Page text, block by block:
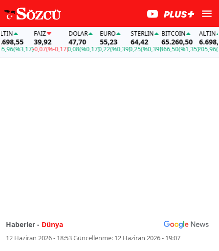
(%3,17)
39,92
-0,07(%-0,17)
DOLAR
47,70
0,08(%0,17)
EURO
55,23
0,22(%0,39)
STERLIN
64,42
0,25(%0,39)
BITCOIN
65.260,50
866,50(%1,35)
ALTIN
6.698,55
205,96
Haberler - Dünya
12 Haziran 2026 - 18:53Güncellenme: 12 Haziran 2026 - 19:07